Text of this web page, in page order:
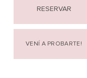
RESERVAR
VENÍ A PROBARTE!